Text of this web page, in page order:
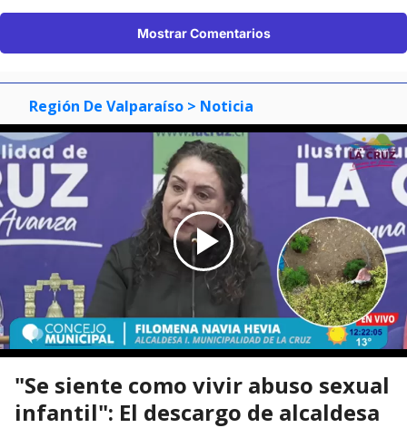
Mostrar Comentarios
Región De Valparaíso > Noticia
"Se siente como vivir abuso sexual
infantil": El descargo de alcaldesa